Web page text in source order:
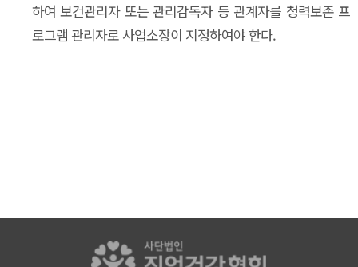
하여 보건관리자 또는 관리감독자 등 관계자를 청력보존 프
로그램 관리자로 사업소장이 지정하여야 한다.